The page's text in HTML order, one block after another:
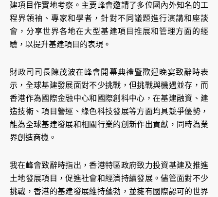
建項目作實地考察。主要峰會邀請了多位國內外知名的工
程界領袖、專家和學者，針對不同議題進行演講和座談
會，分享世界各地在大型基建項目推展和管理方面的經
驗，以提升基建項目的表現。
財政司司長陳茂波在峰會開幕典禮暨歡迎晚宴致辭時表
示，全球基建發展面對不少挑戰，但挑戰與機遇並存，而
香港作為國際金融中心和國際創科中心，在基建融資、建
造技術、項目營運、綠色科技發展等方面均具競爭優勢，
能為全球基建發展和相關行業的創新作出貢獻，同時為業
界創造商機。
我在峰會致辭時指出，香港特區政府致力投資基建及推進
土地發展項目，促進社會和經濟持續發展。儘管面對不少
挑戰，香港的基建發展維持蓬勃，並擁有國際認可的世界